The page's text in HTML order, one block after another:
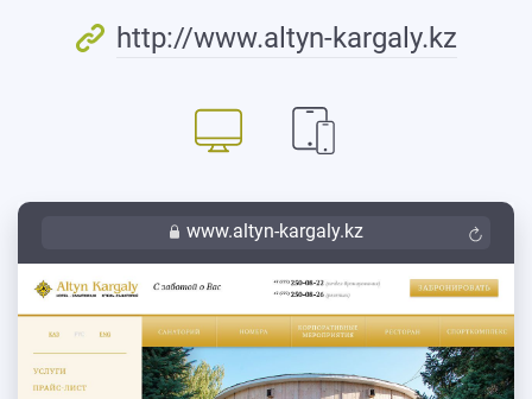
http://www.altyn-kargaly.kz
www.altyn-kargaly.kz